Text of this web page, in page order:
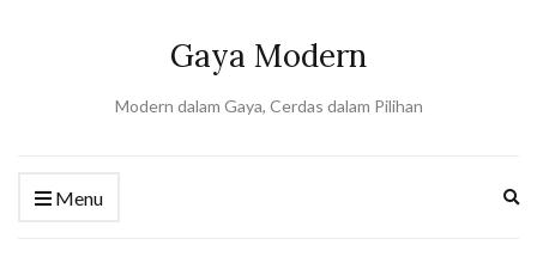
Gaya Modern
Modern dalam Gaya, Cerdas dalam Pilihan
Menu